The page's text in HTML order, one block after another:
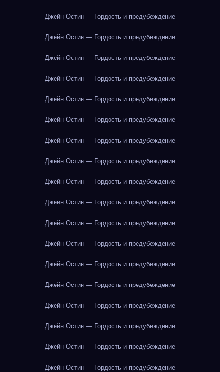
Джейн Остин — Гордость и предубеждение
Джейн Остин — Гордость и предубеждение
Джейн Остин — Гордость и предубеждение
Джейн Остин — Гордость и предубеждение
Джейн Остин — Гордость и предубеждение
Джейн Остин — Гордость и предубеждение
Джейн Остин — Гордость и предубеждение
Джейн Остин — Гордость и предубеждение
Джейн Остин — Гордость и предубеждение
Джейн Остин — Гордость и предубеждение
Джейн Остин — Гордость и предубеждение
Джейн Остин — Гордость и предубеждение
Джейн Остин — Гордость и предубеждение
Джейн Остин — Гордость и предубеждение
Джейн Остин — Гордость и предубеждение
Джейн Остин — Гордость и предубеждение
Джейн Остин — Гордость и предубеждение
Джейн Остин — Гордость и предубеждение